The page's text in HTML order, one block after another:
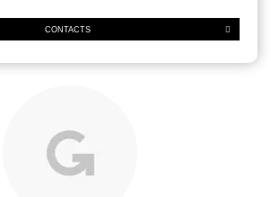
CONTACTS